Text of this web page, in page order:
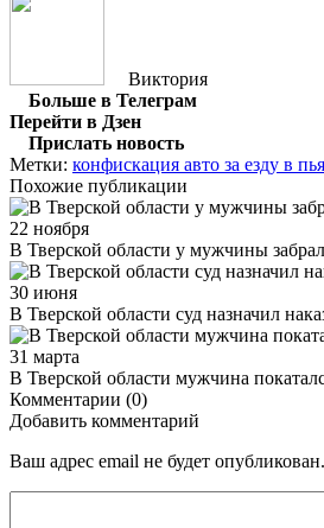
Виктория
Больше в Телеграм
Перейти в Дзен
Прислать новость
Метки: конфискация авто за езду в
Похожие публикации
22 ноября
В Тверской области у мужчины
30 июня
В Тверской области суд назначил
31 марта
В Тверской области мужчина
Комментарии (0)
Добавить комментарий
Ваш адрес email не будет опубликован.